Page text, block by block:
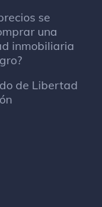
se
una
inmobiliaria
de Libertad